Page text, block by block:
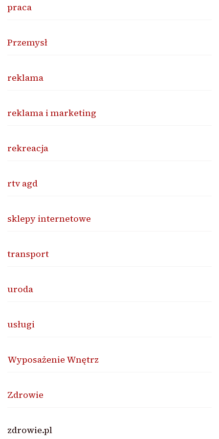
praca
Przemysł
reklama
reklama i marketing
rekreacja
rtv agd
sklepy internetowe
transport
uroda
usługi
Wyposażenie Wnętrz
Zdrowie
zdrowie.pl